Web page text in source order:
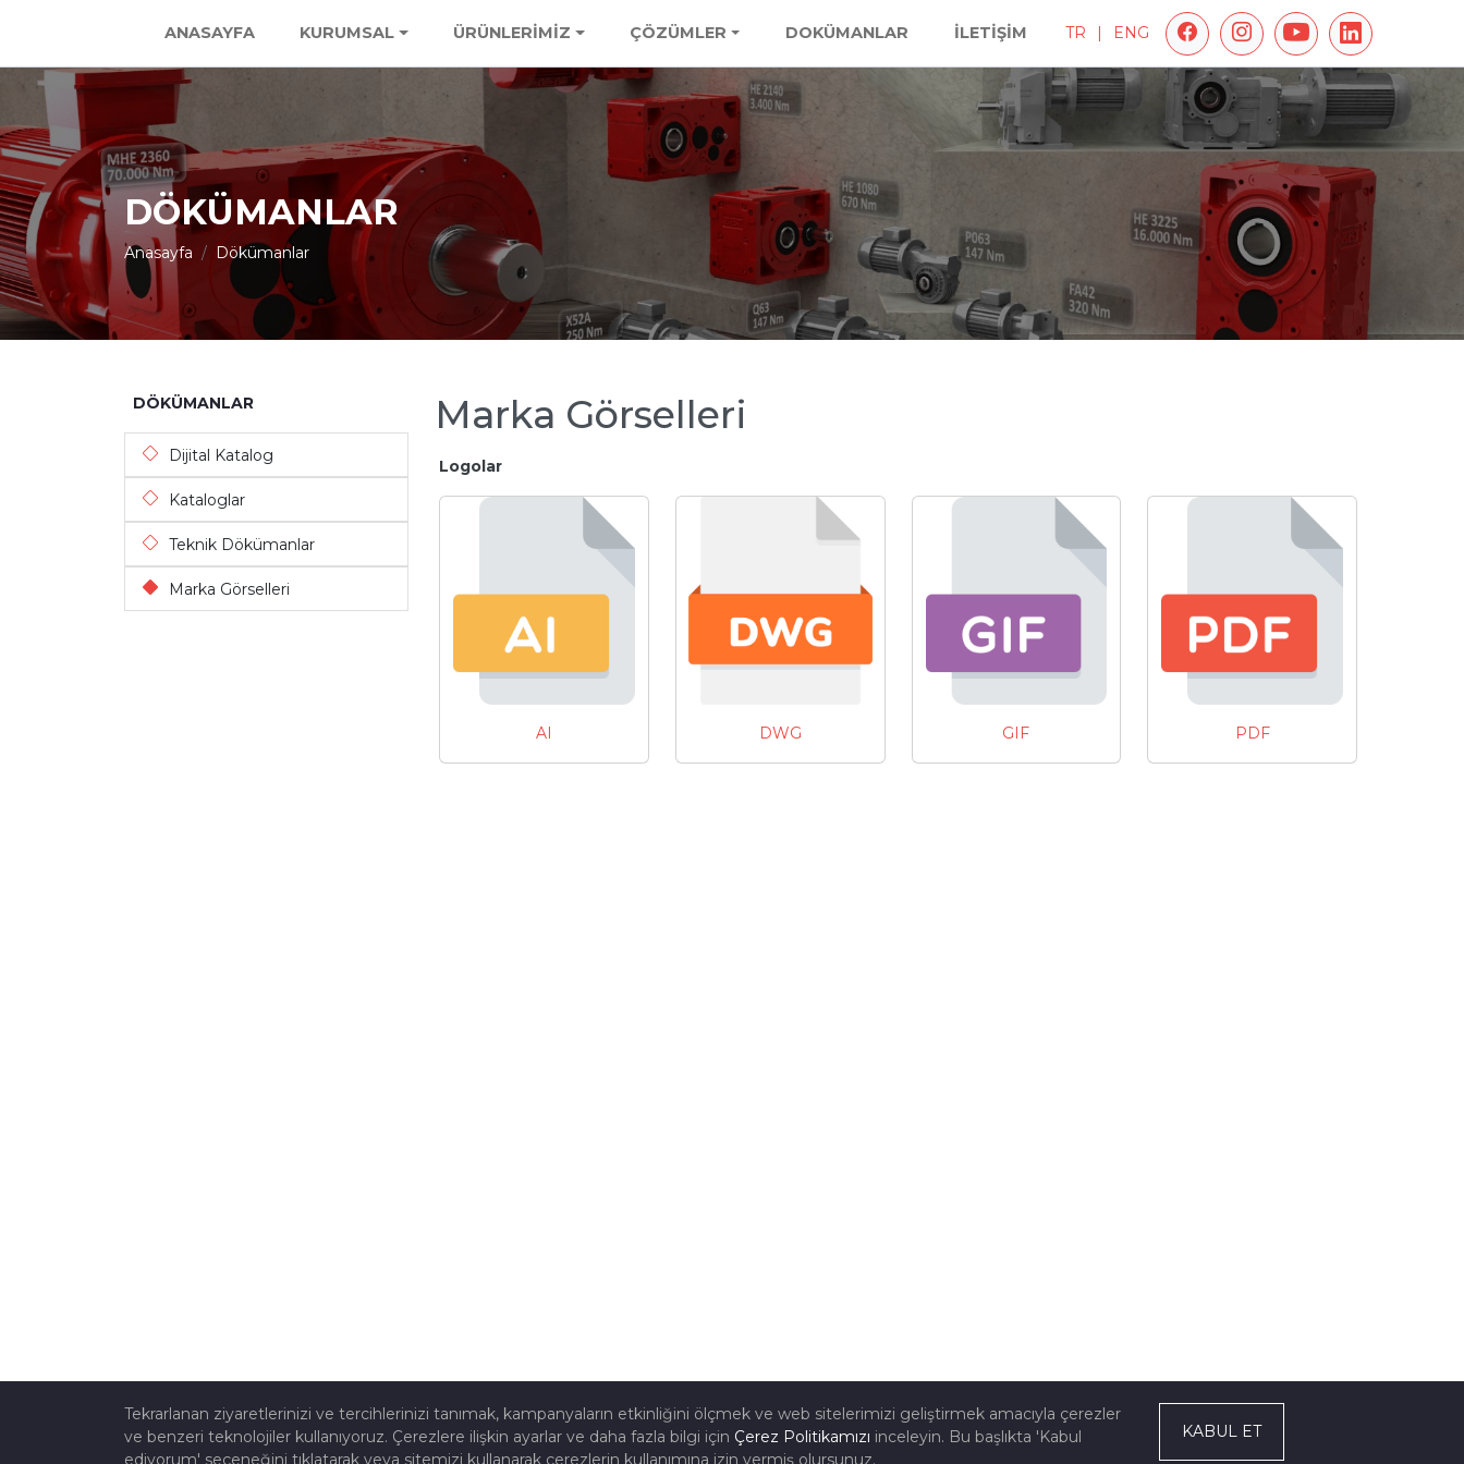
ANASAYFA KURUMSAL ÜRÜNLERİMİZ ÇÖZÜMLER DOKÜMANLAR İLETİŞİM TR | ENG
DÖKÜMANLAR
Anasayfa Dökümanlar
DÖKÜMANLAR
Dijital Katalog
Kataloglar
Teknik Dökümanlar
Marka Görselleri
Marka Görselleri
Logolar
AI DWG GIF PDF
Tekrarlanan ziyaretlerinizi ve tercihlerinizi tanımak, kampanyaların etkinliğini ölçmek ve web sitelerimizi geliştirmek amacıyla çerezler
ve benzeri teknolojiler kullanıyoruz. Çerezlere ilişkin ayarlar ve daha fazla bilgi için Çerez Politikamızı inceleyin. Bu başlıkta 'Kabul
ediyorum' seçeneğini tıklatarak veya sitemizi kullanarak çerezlerin kullanımına izin vermiş olursunuz.
KABUL ET